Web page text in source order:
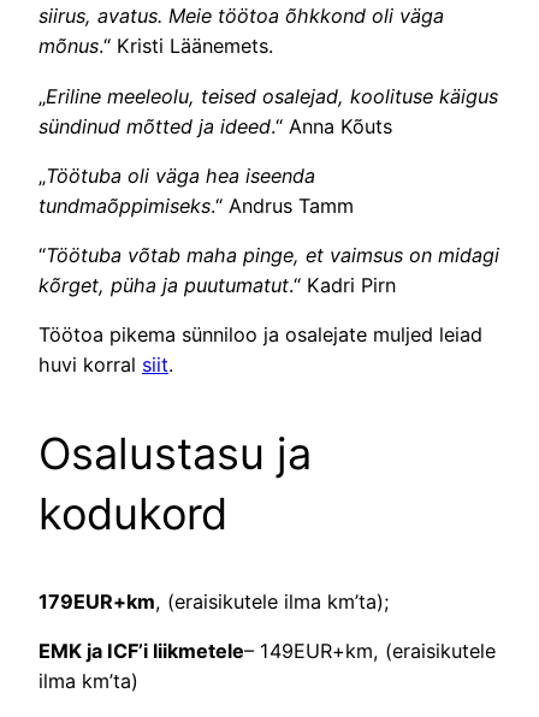
siirus, avatus. Meie töötoa õhkkond oli väga
mõnus.“ Kristi Läänemets.
„Eriline meeleolu, teised osalejad, koolituse käigus
sündinud mõtted ja ideed.“ Anna Kõuts
„Töötuba oli väga hea iseenda
tundmaõppimiseks.“ Andrus Tamm
“Töötuba võtab maha pinge, et vaimsus on midagi
kõrget, püha ja puutumatut.“ Kadri Pirn
Töötoa pikema sünniloo ja osalejate muljed leiad
huvi korral siit.
Osalustasu ja
kodukord
179EUR+km, (eraisikutele ilma km’ta);
EMK ja ICF’i liikmetele– 149EUR+km, (eraisikutele
ilma km’ta)